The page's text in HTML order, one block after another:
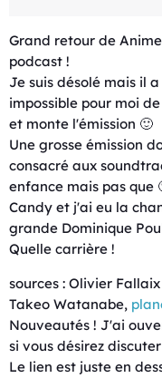
Grand retour de
podcast !
Je suis désolé mais il
impossible pour moi
et monte l'émission 🙂
Une grosse émission
consacré aux
enfance mais pas que
Candy et j'ai eu la
grande Dominique
Quelle carrière !
sources : Olivier
Takeo Watanabe,
Nouveautés ! J'ai
si vous désirez
Le lien est juste en